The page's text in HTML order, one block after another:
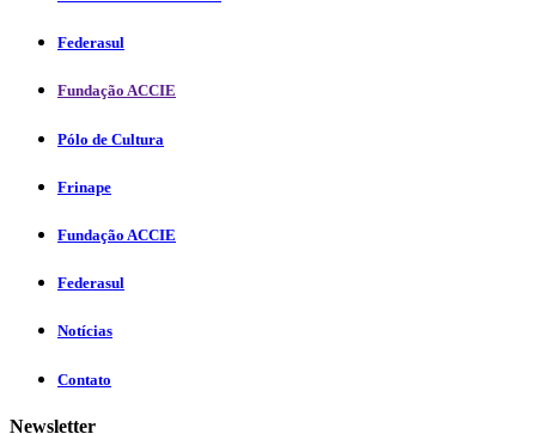
Federasul
Fundação ACCIE
Pólo de Cultura
Frinape
Fundação ACCIE
Federasul
Notícias
Contato
Newsletter